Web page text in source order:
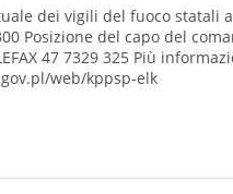
dei vigili del fuoco statali a
Posizione del capo del
47 7329 325 Più
web/kppsp-elk